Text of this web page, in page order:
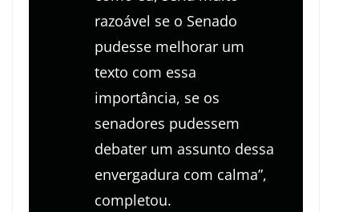
razoável se o Senado
pudesse melhorar um
texto com essa
importância, se os
senadores pudessem
debater um assunto dessa
envergadura com calma”,
completou.